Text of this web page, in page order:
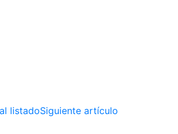
listadoSiguiente artículo